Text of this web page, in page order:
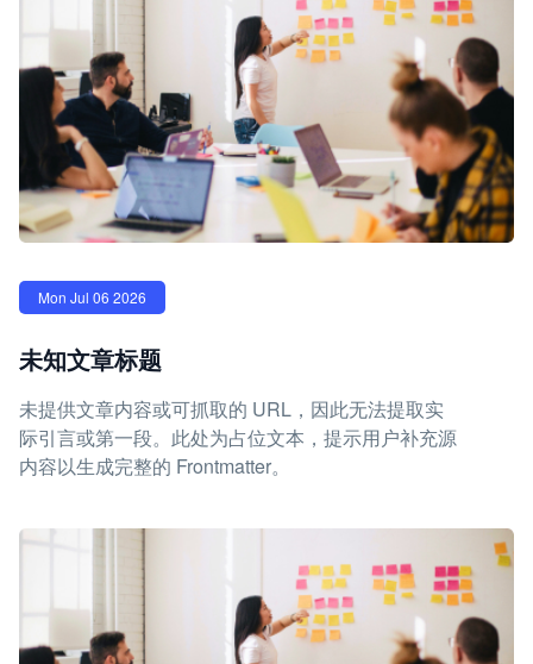
Mon Jul 06 2026
未知文章标题
未提供文章内容或可抓取的 URL，因此无法提取实
际引言或第一段。此处为占位文本，提示用户补充源
内容以生成完整的 Frontmatter。